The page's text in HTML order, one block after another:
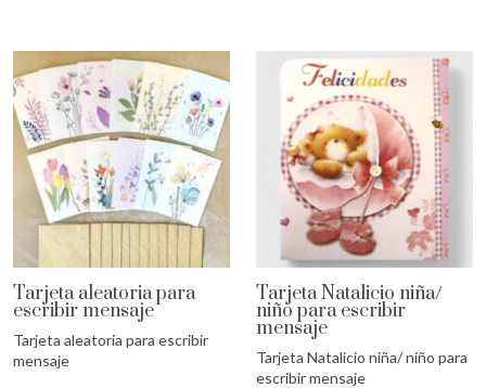
Tarjeta aleatoria para
escribir mensaje
Tarjeta aleatoria para escribir
mensaje
Tarjeta Natalicio niña/
niño para escribir
mensaje
Tarjeta Natalicio niña/ niño para
escribir mensaje